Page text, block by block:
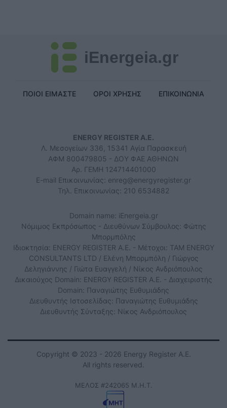
iEnergeia.gr
ΠΟΙΟΙ ΕΙΜΑΣΤΕ ΟΡΟΙ ΧΡΗΣΗΣ ΕΠΙΚΟΙΝΩΝΙΑ
ENERGY REGISTER Α.Ε.
Λ. Μεσογείων 336, 15341 Αγία Παρασκευή
ΑΦΜ 800479805 - ΔΟΥ ΦΑΕ ΑΘΗΝΩΝ
Αρ. ΓΕΜΗ 124714401000
E-mail Επικοινωνίας: enreg@energyregister.gr
Τηλ. Επικοινωνίας: 210 6534882
Domain name: iEnergeia.gr
Νόμιμος Εκπρόσωπος - Διευθύνων Σύμβουλος: Φώτης
Μπορμπόλης
Ιδιοκτησία: ENERGY REGISTER Α.Ε. - Μέτοχοι: TAM ENERGY
CONSULTANTS LTD / Ελένη Μπορμπόλη / Γιώργος
Δεληγιάννης / Γιώτα Ευαγγελή / Νίκος Ανδριόπουλος
Δικαιούχος Domain: ENERGY REGISTER Α.Ε. - Διαχειριστής
Domain: Παναγιώτης Ευθυμιάδης
Διευθυντής Ιστοσελίδας: Παναγιώτης Ευθυμιάδης
Διευθυντής Σύνταξης: Νίκος Ανδριόπουλος
Copyright © 2023 - 2026 Energy Register Α.Ε.
All rights reserved.
ΜΕΛΟΣ #242065 Μ.Η.Τ.